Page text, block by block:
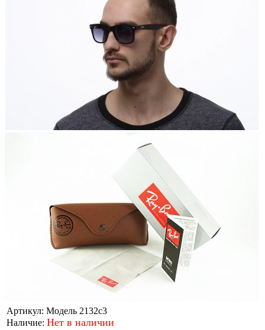
Артикул: Модель 2132c3
Наличие: Нет в наличии